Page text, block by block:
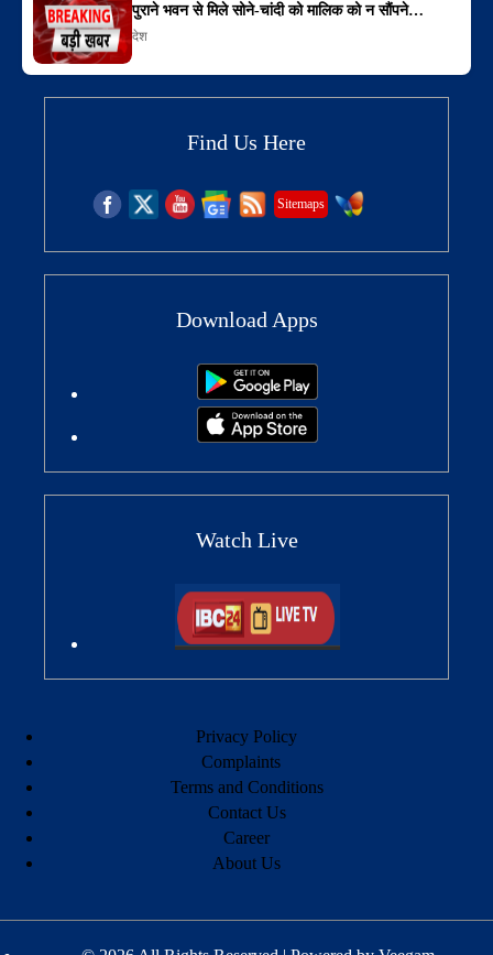
पुराने भवन से मिले सोने-चांदी को मालिक को न सौंपने…
देश
Find Us Here
Sitemaps
Download Apps
Watch Live
Privacy Policy
Complaints
Terms and Conditions
Contact Us
Career
About Us